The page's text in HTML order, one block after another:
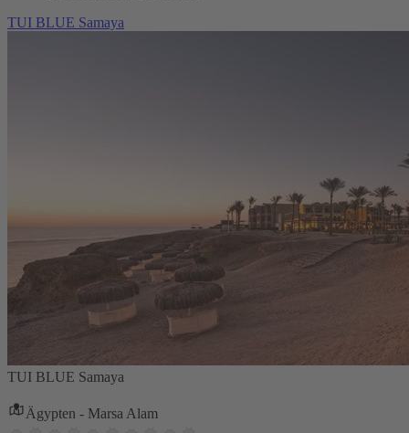
TUI BLUE Samaya
TUI BLUE Samaya
Ägypten - Marsa Alam